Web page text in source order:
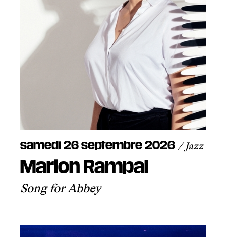
techniciens : seulement un groupe de
spectateurs et une série de consignes à suivre
samedi 26 septembre 2026 / Jazz
Marion Rampal
Song for Abbey